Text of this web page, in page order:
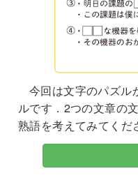
今回は文字のパズル
ルです．2つの文章の
熟語を考えてみてくだ